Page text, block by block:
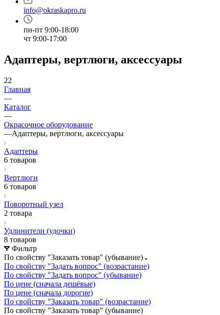
info@okraskapro.ru
пн-пт 9:00-18:00
чт 9:00-17:00
Адаптеры, вертлюги, аксессуары
22
Главная
—
Каталог
—
Окрасочное оборудование
—Адаптеры, вертлюги, аксессуары
Адаптеры
6 товаров
Вертлюги
6 товаров
Поворотный узел
2 товара
Удлинители (удочки)
8 товаров
Фильтр
По свойству "Заказать товар" (убывание)
По свойству "Задать вопрос" (возрастание)
По свойству "Задать вопрос" (убывание)
По цене (сначала дешёвые)
По цене (сначала дорогие)
По свойству "Заказать товар" (возрастание)
По свойству "Заказать товар" (убывание)